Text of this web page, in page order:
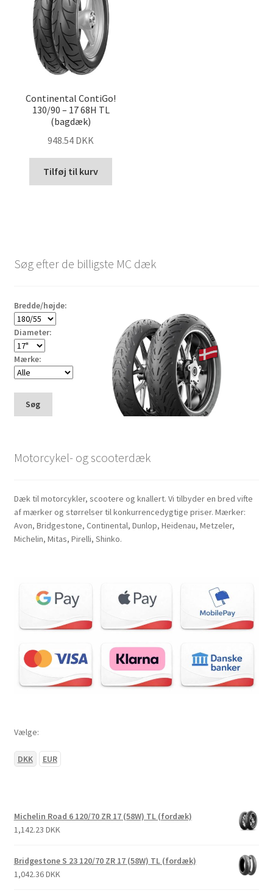
Continental ContiGo!
130/90 – 17 68H TL
(bagdæk)
948.54 DKK
Tilføj til kurv
Søg efter de billigste MC dæk
Bredde/højde:
Diameter:
Mærke:
Søg
Motorcykel- og scooterdæk
Dæk til motorcykler, scootere og knallert. Vi tilbyder en bred vifte
af mærker og størrelser til konkurrencedygtige priser. Mærker:
Avon, Bridgestone, Continental, Dunlop, Heidenau, Metzeler,
Michelin, Mitas, Pirelli, Shinko.
Vælge:
DKK EUR
Michelin Road 6 120/70 ZR 17 (58W) TL (fordæk)
1,142.23 DKK
Bridgestone S 23 120/70 ZR 17 (58W) TL (fordæk)
1,042.36 DKK